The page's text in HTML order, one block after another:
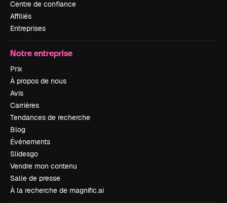
Centre de confiance
Affiliés
Entreprises
Notre entreprise
Prix
À propos de nous
Avis
Carrières
Tendances de recherche
Blog
Événements
Slidesgo
Vendre mon contenu
Salle de presse
À la recherche de magnific.ai